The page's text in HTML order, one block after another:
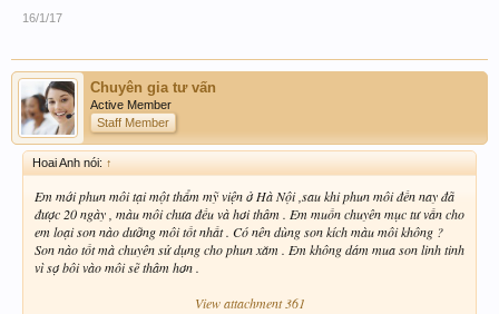
16/1/17
Chuyên gia tư vấn
Active Member
Staff Member
Hoai Anh nói: ↑
Em mới phun môi tại một thẩm mỹ viện ở Hà Nội ,sau khi phun môi đến nay đã
được 20 ngày , màu môi chưa đều và hơi thâm . Em muốn chuyên mục tư vấn cho
em loại son nào dưỡng môi tốt nhất . Có nên dùng son kích màu môi không ?
Son nào tốt mà chuyên sử dụng cho phun xăm . Em không dám mua son linh tinh
vì sợ bôi vào môi sẽ thâm hơn .
View attachment 361